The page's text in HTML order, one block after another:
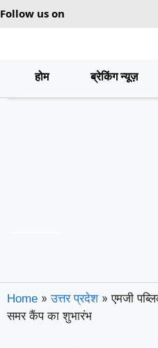
Follow us on
होम ब्रेकिंग न्यूज़
Home » उत्तर प्रदेश » एमजी
समर कैंप का शुभारंभ